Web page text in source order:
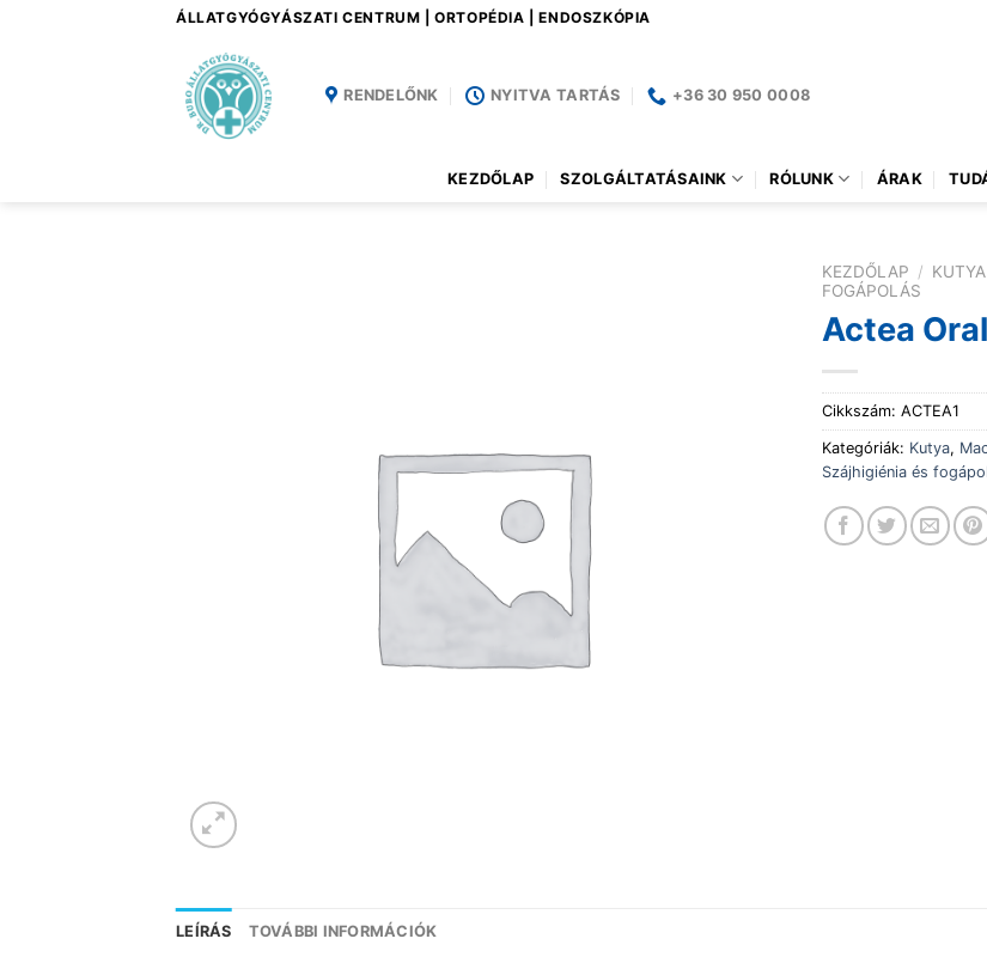
ÁLLATGYÓGYÁSZATI CENTRUM | ORTOPÉDIA | ENDOSZKÓPIA
RENDELŐNK NYITVA TARTÁS +36 30 950 0008
KEZDŐLAP SZOLGÁLTATÁSAINK RÓLUNK ÁRAK
KEZDŐLAP / KUTYA
FOGÁPOLÁS
Actea
Cikkszám: ACTEA1
Kategóriák: Kutya,
Szájhigiénia és
LEÍRÁS TOVÁBBI INFORMÁCIÓK